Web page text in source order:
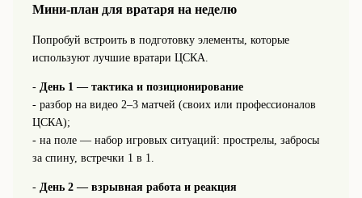
Мини-план для вратаря на неделю
Попробуй встроить в подготовку элементы, которые
используют лучшие вратари ЦСКА.
- День 1 — тактика и позиционирование
- разбор на видео 2–3 матчей (своих или профессионалов
ЦСКА);
- на поле — набор игровых ситуаций: прострелы, забросы
за спину, встречки 1 в 1.
- День 2 — взрывная работа и реакция